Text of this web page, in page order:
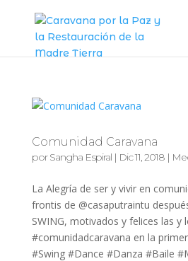
Comunidad Caravana
porSangha Espiral| Dic 11, 2018|
La Alegría de ser y vivir en
frontis de @casaputraintu
SWING, motivados y felices las y
#comunidadcaravana en la
#Swing #Dance #Danza #Baile